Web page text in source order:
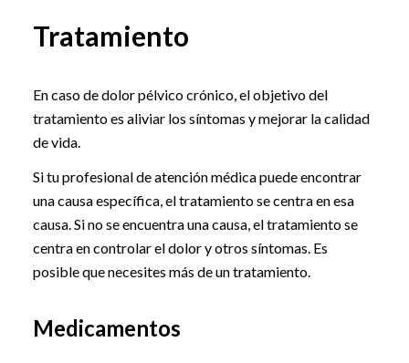
Tratamiento
En caso de dolor pélvico crónico, el objetivo del
tratamiento es aliviar los síntomas y mejorar la calidad
de vida.
Si tu profesional de atención médica puede encontrar
una causa específica, el tratamiento se centra en esa
causa. Si no se encuentra una causa, el tratamiento se
centra en controlar el dolor y otros síntomas. Es
posible que necesites más de un tratamiento.
Medicamentos